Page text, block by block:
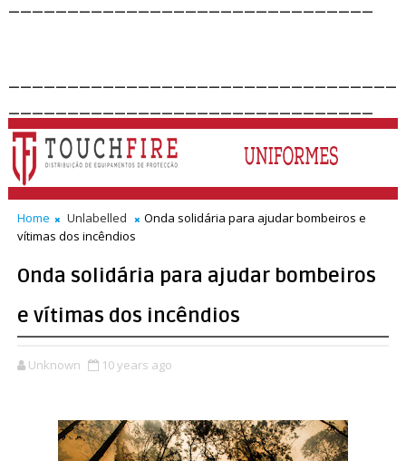
Home Unlabelled
Onda solidária para ajudar bombeiros e
vítimas dos incêndios
Onda solidária para ajudar bombeiros
e vítimas dos incêndios
Unknown 10 years ago